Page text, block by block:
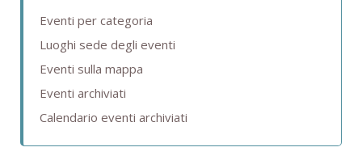
Eventi per categoria
Luoghi sede degli eventi
Eventi sulla mappa
Eventi archiviati
Calendario eventi archiviati